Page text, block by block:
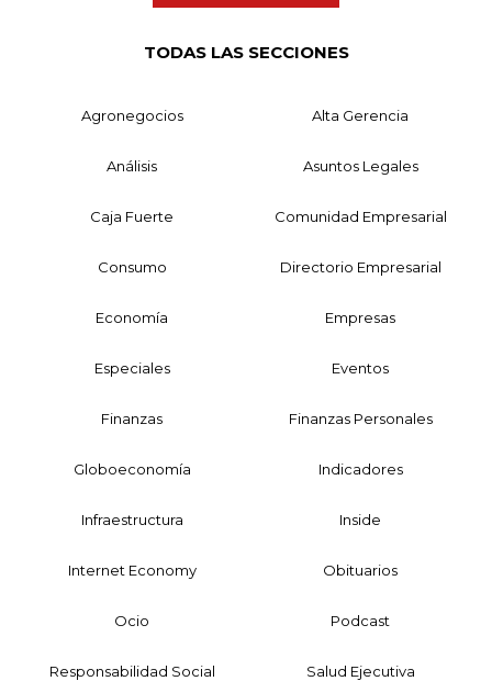
TODAS LAS SECCIONES
Agronegocios Alta Gerencia
Análisis Asuntos Legales
Caja Fuerte Comunidad Empresarial
Consumo Directorio Empresarial
Economía Empresas
Especiales Eventos
Finanzas Finanzas Personales
Globoeconomía Indicadores
Infraestructura Inside
Internet Economy Obituarios
Ocio Podcast
Responsabilidad Social Salud Ejecutiva